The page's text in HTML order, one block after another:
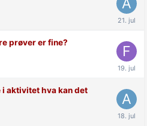
prøver er fine?
aktivitet hva kan det